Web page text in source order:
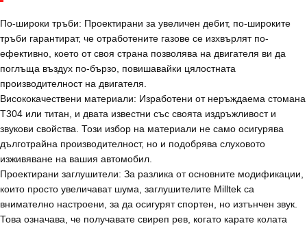
По-широки тръби: Проектирани за увеличен дебит, по-широките
тръби гарантират, че отработените газове се изхвърлят по-
ефективно, което от своя страна позволява на двигателя ви да
поглъща въздух по-бързо, повишавайки цялостната
производителност на двигателя.
Висококачествени материали: Изработени от неръждаема стомана
T304 или титан, и двата известни със своята издръжливост и
звукови свойства. Този избор на материали не само осигурява
дълготрайна производителност, но и подобрява слуховото
изживяване на вашия автомобил.
Проектирани заглушители: За разлика от основните модификации,
които просто увеличават шума, заглушителите Milltek са
внимателно настроени, за да осигурят спортен, но изтънчен звук.
Това означава, че получавате свиреп рев, когато карате колата